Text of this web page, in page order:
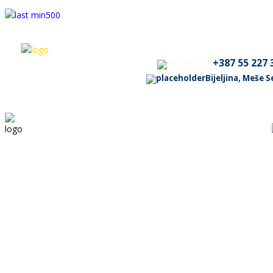
+387 55 227
Bijeljina, Meše